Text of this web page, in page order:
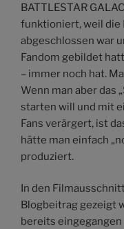
BATTLESTAR
funktioniert, weil die
abgeschlossen war
Fandom gebildet
– immer noch hat.
Wenn man aber das
starten will und mit
Fans verärgert, ist
hätte man einfach
produziert.
In den
Blogbeitrag gezeigt
bereits eingegangen